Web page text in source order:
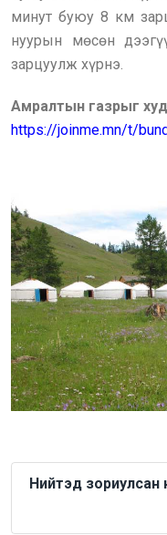
минут буюу 8 км
нуурын мөсөн
зарцуулж хүрнэ.
Амралтын газрыг
https://joinme.mn/t/
Нийтэд зориулсан